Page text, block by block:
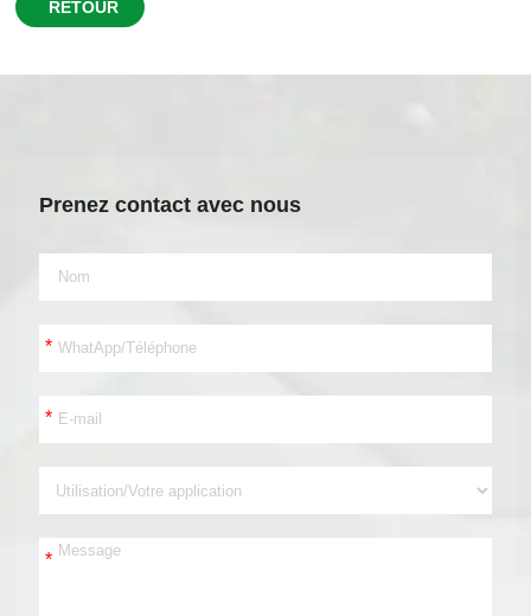
RETOUR
Prenez contact avec nous
*
*
*